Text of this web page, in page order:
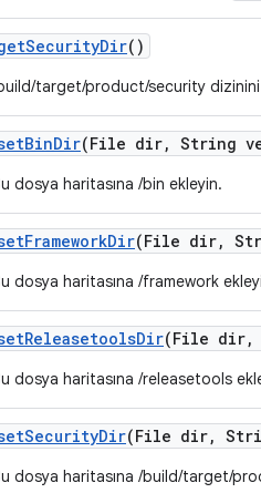
SecurityDir()
target/product/security
BinDir(File dir, String
dosya haritasına /bin ekleyin.
FrameworkDir(File dir,
dosya haritasına /framework
ReleasetoolsDir(File dir,
dosya haritasına /releasetools
SecurityDir(File dir,
dosya haritasına /build/target/